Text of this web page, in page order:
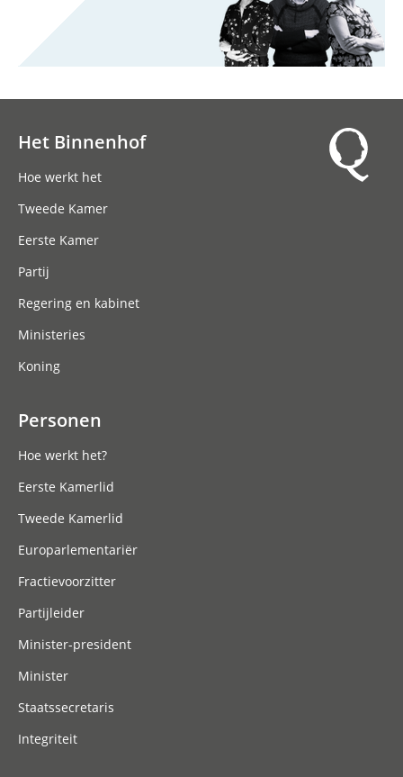
Het Binnenhof
Hoe werkt het
Tweede Kamer
Eerste Kamer
Partij
Regering en kabinet
Ministeries
Koning
Personen
Hoe werkt het?
Eerste Kamerlid
Tweede Kamerlid
Europarlementariër
Fractievoorzitter
Partijleider
Minister-president
Minister
Staatssecretaris
Integriteit